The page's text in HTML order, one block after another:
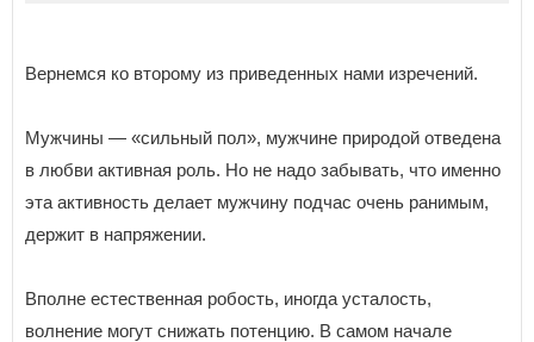
Вернемся ко второму из приведенных нами изречений.
Мужчины — «сильный пол», мужчине природой отведена
в любви активная роль. Но не надо забывать, что именно
эта активность делает мужчину подчас очень ранимым,
держит в напряжении.
Вполне естественная робость, иногда усталость,
волнение могут снижать потенцию. В самом начале